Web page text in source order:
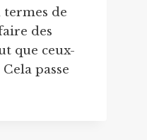
termes de
des
que ceux-
passe